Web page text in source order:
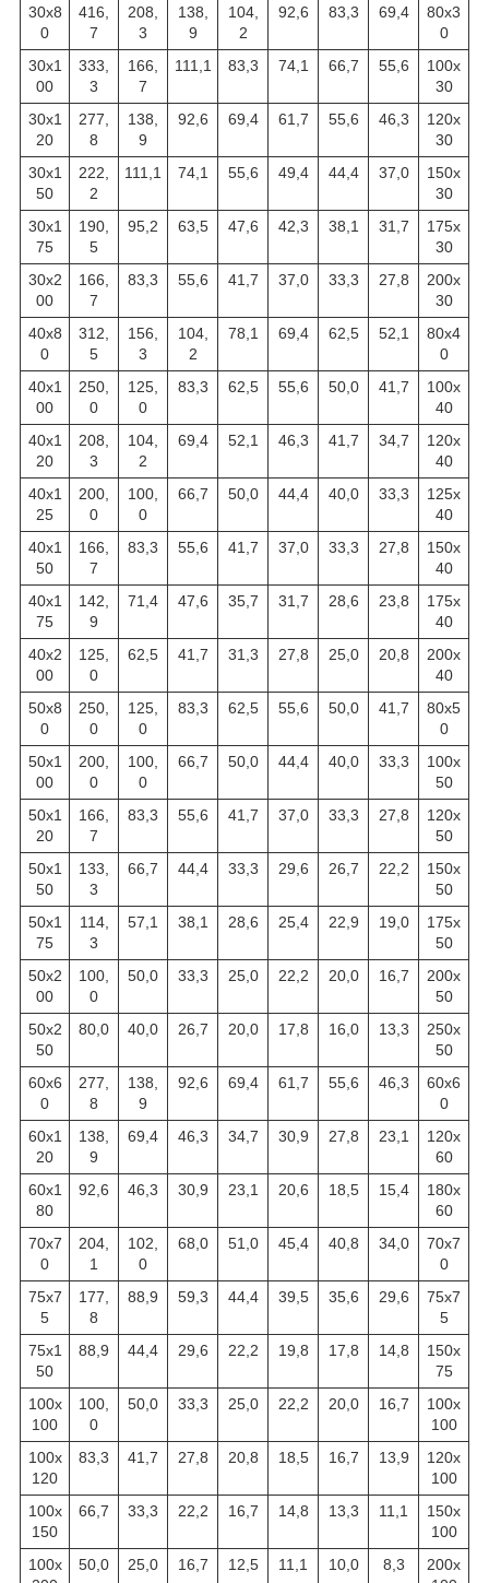
30х8
0
416,
7
208,
3
138,
9
104,
2
92,6 83,3 69,4
80х3
0
30х1
00
333,
3
166,
7
111,1 83,3 74,1 66,7 55,6
100х
30
30х1
20
277,
8
138,
9
92,6 69,4 61,7 55,6 46,3
120х
30
30х1
50
222,
2
111,1 74,1 55,6 49,4 44,4 37,0
150х
30
30х1
75
190,
5
95,2 63,5 47,6 42,3 38,1 31,7
175х
30
30х2
00
166,
7
83,3 55,6 41,7 37,0 33,3 27,8
200х
30
40х8
0
312,
5
156,
3
104,
2
78,1 69,4 62,5 52,1
80х4
0
40х1
00
250,
0
125,
0
83,3 62,5 55,6 50,0 41,7
100х
40
40х1
20
208,
3
104,
2
69,4 52,1 46,3 41,7 34,7
120х
40
40х1
25
200,
0
100,
0
66,7 50,0 44,4 40,0 33,3
125х
40
40х1
50
166,
7
83,3 55,6 41,7 37,0 33,3 27,8
150х
40
40х1
75
142,
9
71,4 47,6 35,7 31,7 28,6 23,8
175х
40
40х2
00
125,
0
62,5 41,7 31,3 27,8 25,0 20,8
200х
40
50х8
0
250,
0
125,
0
83,3 62,5 55,6 50,0 41,7
80х5
0
50х1
00
200,
0
100,
0
66,7 50,0 44,4 40,0 33,3
100х
50
50х1
20
166,
7
83,3 55,6 41,7 37,0 33,3 27,8
120х
50
50х1
50
133,
3
66,7 44,4 33,3 29,6 26,7 22,2
150х
50
50х1
75
114,
3
57,1 38,1 28,6 25,4 22,9 19,0
175х
50
50х2
00
100,
0
50,0 33,3 25,0 22,2 20,0 16,7
200х
50
50х2
50
80,0 40,0 26,7 20,0 17,8 16,0 13,3
250х
50
60х6
0
277,
8
138,
9
92,6 69,4 61,7 55,6 46,3
60х6
0
60х1
20
138,
9
69,4 46,3 34,7 30,9 27,8 23,1
120х
60
60х1
80
92,6 46,3 30,9 23,1 20,6 18,5 15,4
180х
60
70х7
0
204,
1
102,
0
68,0 51,0 45,4 40,8 34,0
70х7
0
75х7
5
177,
8
88,9 59,3 44,4 39,5 35,6 29,6
75х7
5
75х1
50
88,9 44,4 29,6 22,2 19,8 17,8 14,8
150х
75
100х
100
100,
0
50,0 33,3 25,0 22,2 20,0 16,7
100х
100
100х
120
83,3 41,7 27,8 20,8 18,5 16,7 13,9
120х
100
100х
150
66,7 33,3 22,2 16,7 14,8 13,3 11,1
150х
100
100х
50,0 25,0 16,7 12,5 11,1 10,0 8,3
200х